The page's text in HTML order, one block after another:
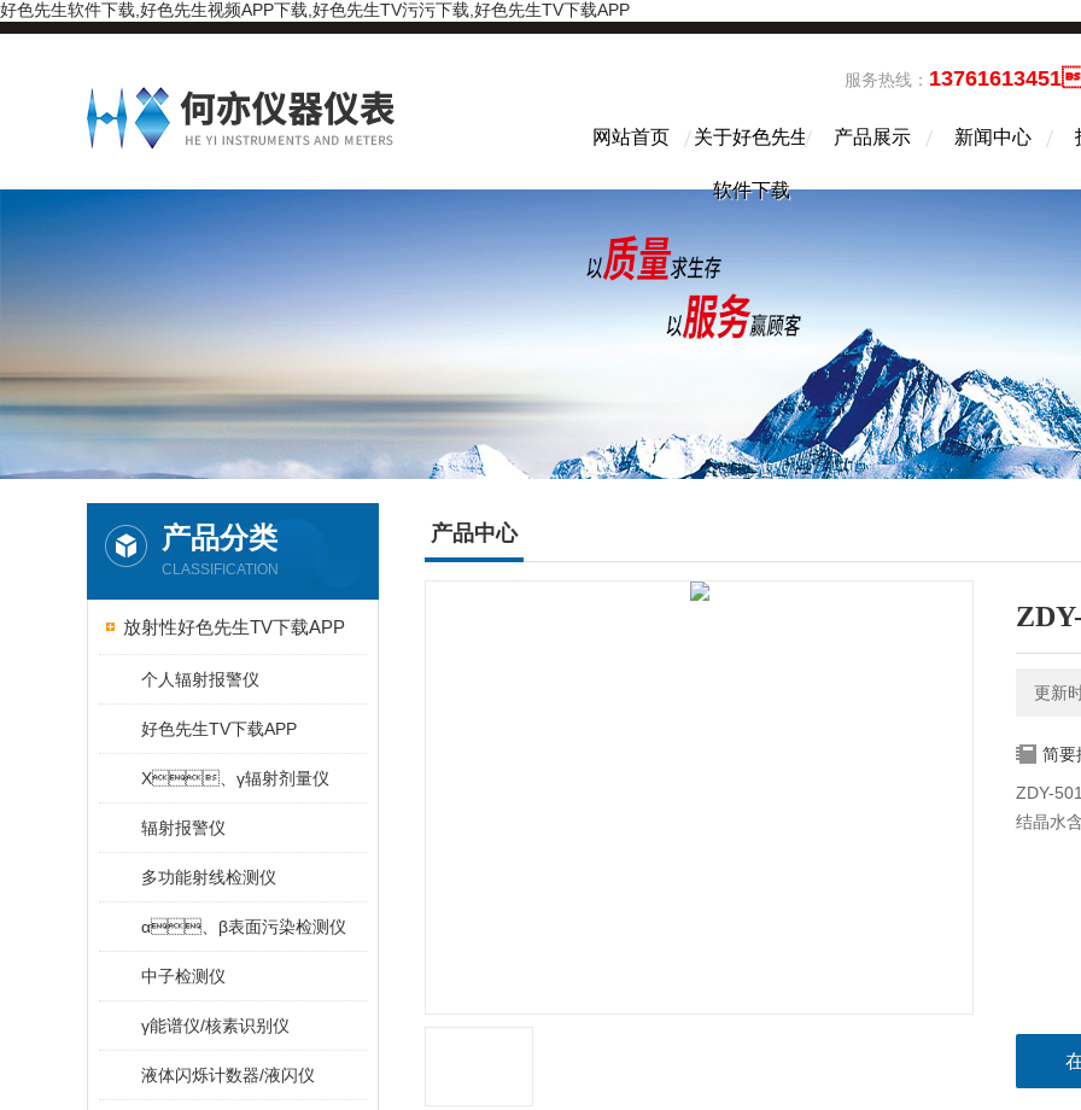
好色先生软件下载,好色先生视频APP下载,好色先生TV污污下载,好色先生TV下载APP
服务热线：
网站首页 关于好色先生
软件下载
产品展示 新闻中心
产品分类
CLASSIFICATION
放射性好色先生TV下载APP
个人辐射报警仪
好色先生TV下载APP
X、γ辐射剂量仪
辐射报警仪
多功能射线检测仪
α、β表面污染检测仪
中子检测仪
γ能谱仪/核素识别仪
液体闪烁计数器/液闪仪
产品中心
更新
简要描
ZDY-
结晶水含